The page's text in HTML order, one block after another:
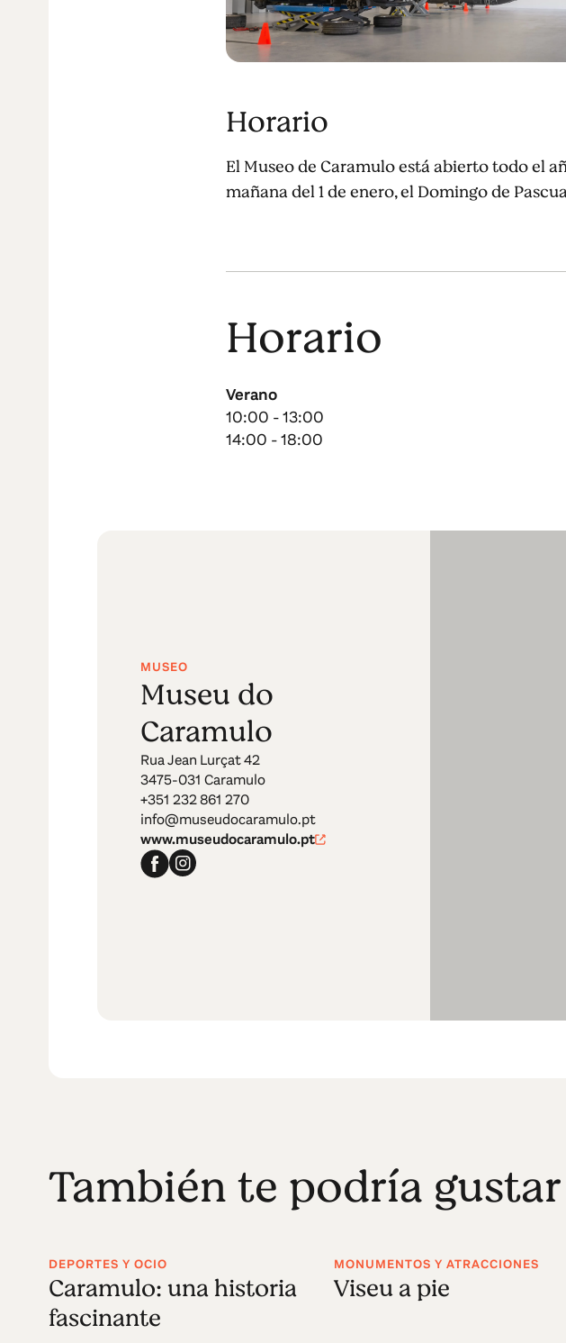
Horario
El Museo de Caramulo está abierto todo el
mañana del 1 de enero, el Domingo de
Horario
Verano
10:00 - 13:00
14:00 - 18:00
MUSEO
Museu do
Caramulo
Rua Jean Lurçat 42
3475-031 Caramulo
+351 232 861 270
info@museudocaramulo.pt
www.museudocaramulo.pt
También te podría gustar
DEPORTES Y OCIO
Caramulo: una historia
fascinante
MONUMENTOS Y ATRACCIONES
Viseu a pie